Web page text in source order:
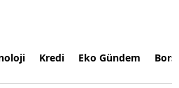
Kredi Eko Gündem